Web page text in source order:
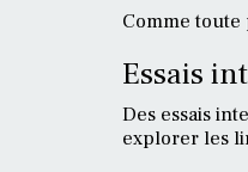
Comme
Essais
Des essais
explorer les